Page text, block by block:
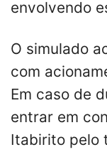
envolvendo
O simulado
com
Em caso de
entrar em
Itabirito pelo